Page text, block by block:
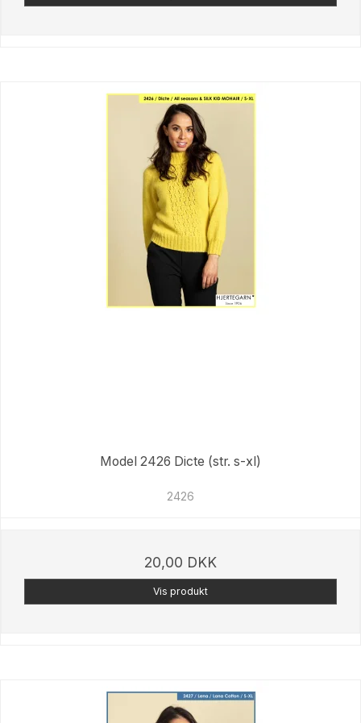
Model 2426 Dicte (str. s-xl)
2426
20,00 DKK
Vis produkt